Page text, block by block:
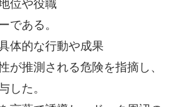
位や役職
である。
体的な行動や成果
が推測される危険を指摘し、
した。